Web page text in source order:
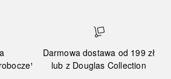
Darmowa dostawa od 199 zł
lub z Douglas Collection